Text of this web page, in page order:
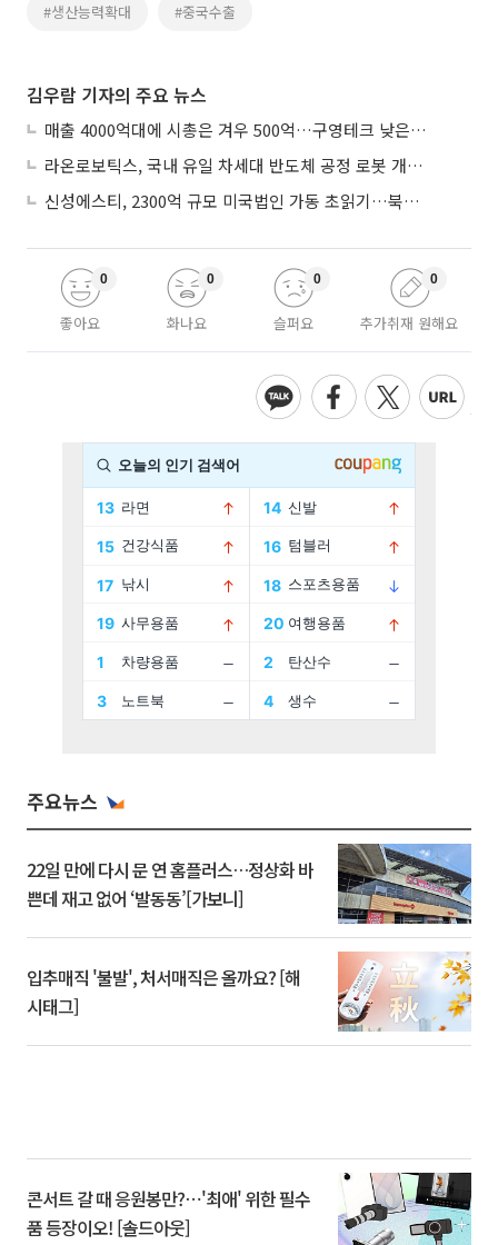
#생산능력확대 #중국수출
김우람 기자의 주요 뉴스
매출 4000억대에 시총은 겨우 500억…구영테크 낮은 몸값에 저가 승계 마무리
라온로보틱스, 국내 유일 차세대 반도체 공정 로봇 개발 ‘고객사 테스트 진행’
신성에스티, 2300억 규모 미국법인 가동 초읽기…북미 ESS 공략 본격화
좋아요
0
화나요
0
슬퍼요
0
추가취재 원해요
0
주요뉴스
22일 만에 다시 문 연 홈플러스…정상화 바
쁜데 재고 없어 ‘발동동’[가보니]
입추매직 '불발', 처서매직은 올까요? [해
시태그]
콘서트 갈 때 응원봉만?⋯'최애' 위한 필수
품 등장이오! [솔드아웃]